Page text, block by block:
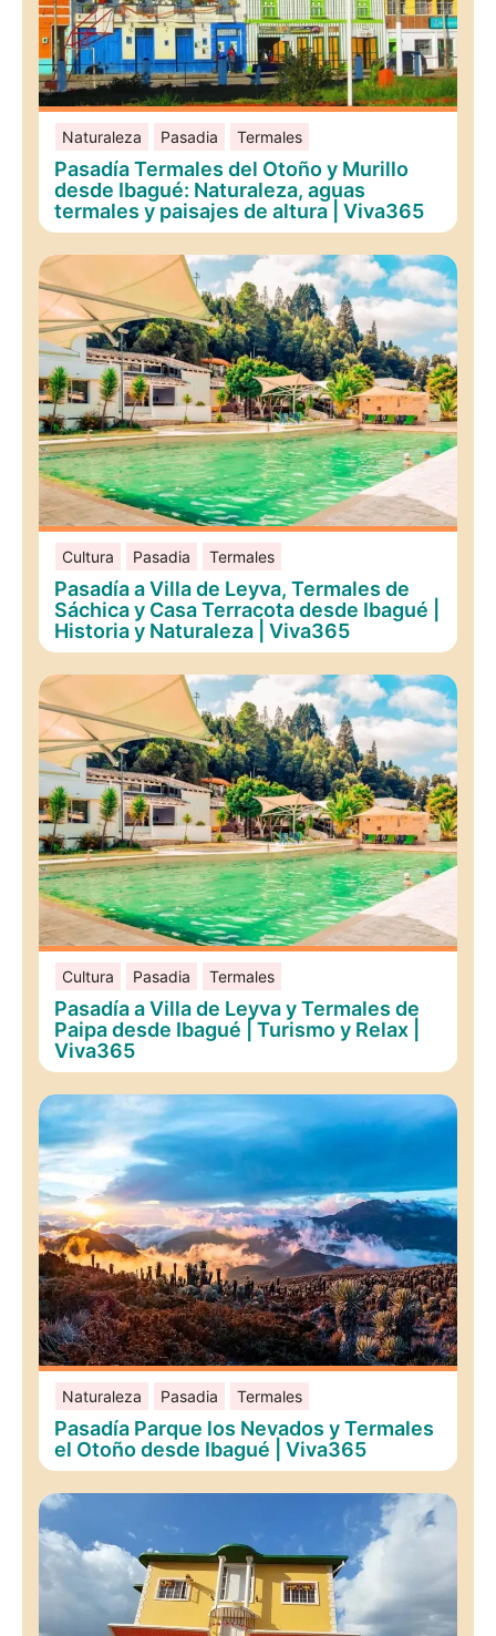
Naturaleza Pasadia Termales
Pasadía Termales del Otoño y Murillo
desde Ibagué: Naturaleza, aguas
termales y paisajes de altura | Viva365
Cultura Pasadia Termales
Pasadía a Villa de Leyva, Termales de
Sáchica y Casa Terracota desde Ibagué |
Historia y Naturaleza | Viva365
Cultura Pasadia Termales
Pasadía a Villa de Leyva y Termales de
Paipa desde Ibagué | Turismo y Relax |
Viva365
Naturaleza Pasadia Termales
Pasadía Parque los Nevados y Termales
el Otoño desde Ibagué | Viva365